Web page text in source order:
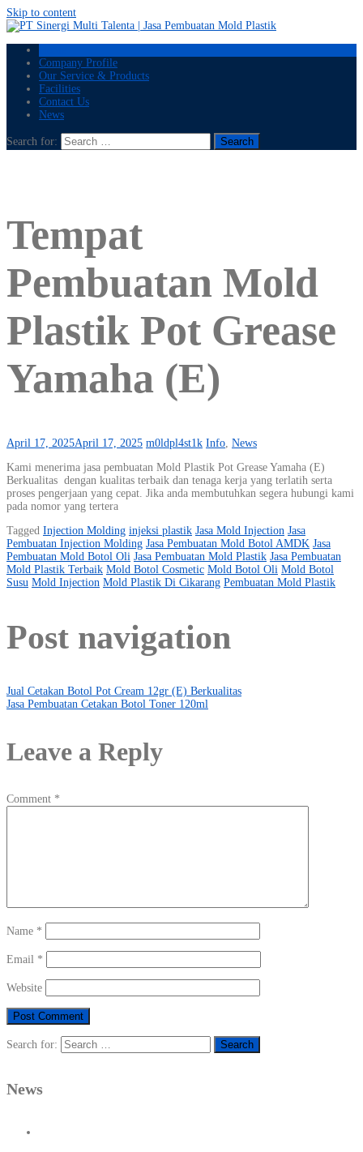
Skip to content
Company Profile
Our Service & Products
Facilities
Contact Us
News
Search for:
Tempat
Pembuatan Mold
Plastik Pot Grease
Yamaha (E)
April 17, 2025April 17, 2025 m0ldpl4st1k Info, News
Kami menerima jasa pembuatan Mold Plastik Pot Grease Yamaha (E)
Berkualitas dengan kualitas terbaik dan tenaga kerja yang terlatih serta
proses pengerjaan yang cepat. Jika anda membutuhkan segera hubungi kami
pada nomor yang tertera
Tagged Injection Molding injeksi plastik Jasa Mold Injection Jasa
Pembuatan Injection Molding Jasa Pembuatan Mold Botol AMDK Jasa
Pembuatan Mold Botol Oli Jasa Pembuatan Mold Plastik Jasa Pembuatan
Mold Plastik Terbaik Mold Botol Cosmetic Mold Botol Oli Mold Botol
Susu Mold Injection Mold Plastik Di Cikarang Pembuatan Mold Plastik
Post navigation
Jual Cetakan Botol Pot Cream 12gr (E) Berkualitas
Jasa Pembuatan Cetakan Botol Toner 120ml
Leave a Reply
Comment *
Name *
Email *
Website
Search for:
News